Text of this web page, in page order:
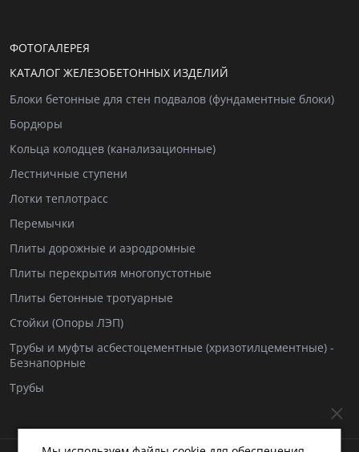
ФОТОГАЛЕРЕЯ
КАТАЛОГ ЖЕЛЕЗОБЕТОННЫХ ИЗДЕЛИЙ
Блоки бетонные для стен подвалов (фундаментные блоки)
Бордюры
Кольца колодцев (канализационные)
Лестничные ступени
Лотки теплотрасс
Перемычки
Плиты дорожные и аэродромные
Плиты перекрытия многопустотные
Плиты бетонные тротуарные
Стойки (Опоры ЛЭП)
Трубы и муфты асбестоцементные (хризотилцементные) -
Безнапорные
Трубы